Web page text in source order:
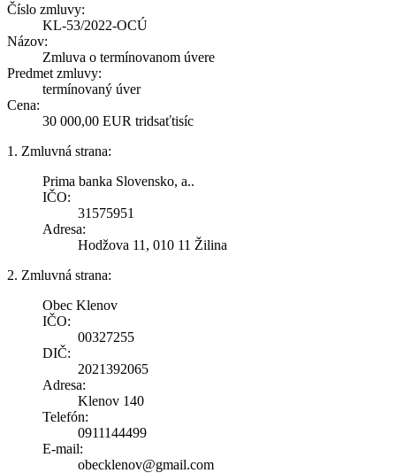
Číslo zmluvy:
KL-53/2022-OCÚ
Názov:
Zmluva o termínovanom úvere
Predmet zmluvy:
termínovaný úver
Cena:
30 000,00 EUR tridsaťtisíc
1. Zmluvná strana:
Prima banka Slovensko, a..
IČO:
31575951
Adresa:
Hodžova 11, 010 11 Žilina
2. Zmluvná strana:
Obec Klenov
IČO:
00327255
DIČ:
2021392065
Adresa:
Klenov 140
Telefón:
0911144499
E-mail:
obecklenov@gmail.com